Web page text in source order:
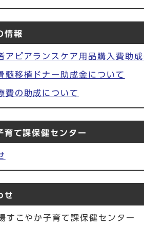
情報
アピアランスケア用品購入費助
髄移植ドナー助成金について
費の助成について
育て課保健センター
せ
すこやか子育て課保健センター